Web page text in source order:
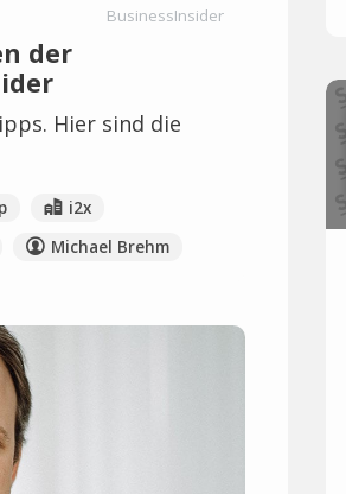
BusinessInsider
der
Hier sind die
i2x
Michael Brehm